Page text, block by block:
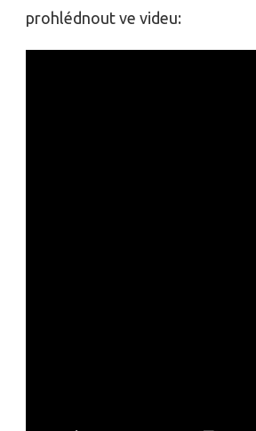
prohlédnout ve videu: